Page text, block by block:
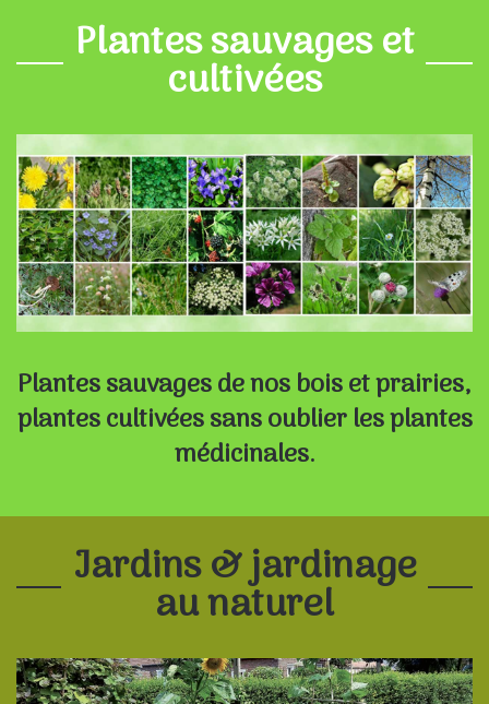
Plantes sauvages et
cultivées
Plantes sauvages de nos bois et prairies,
plantes cultivées sans oublier les plantes
médicinales.
Jardins & jardinage
au naturel